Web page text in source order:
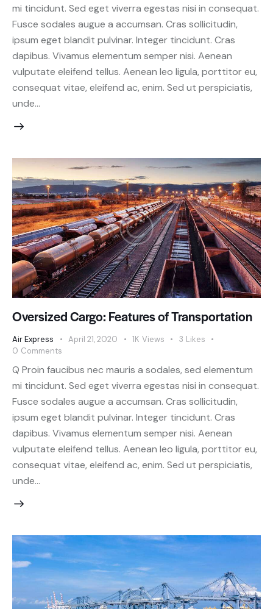
mi tincidunt. Sed eget viverra egestas nisi in consequat.
Fusce sodales augue a accumsan. Cras sollicitudin,
ipsum eget blandit pulvinar. Integer tincidunt. Cras
dapibus. Vivamus elementum semper nisi. Aenean
vulputate eleifend tellus. Aenean leo ligula, porttitor eu,
consequat vitae, eleifend ac, enim. Sed ut perspiciatis,
unde…
Oversized Cargo: Features of Transportation
Air Express April 21, 2020 1K Views 3 Likes
0 Comments
Q Proin faucibus nec mauris a sodales, sed elementum
mi tincidunt. Sed eget viverra egestas nisi in consequat.
Fusce sodales augue a accumsan. Cras sollicitudin,
ipsum eget blandit pulvinar. Integer tincidunt. Cras
dapibus. Vivamus elementum semper nisi. Aenean
vulputate eleifend tellus. Aenean leo ligula, porttitor eu,
consequat vitae, eleifend ac, enim. Sed ut perspiciatis,
unde…